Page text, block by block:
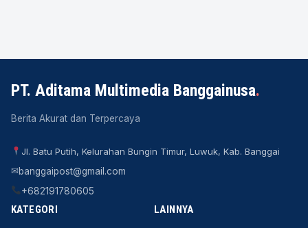
PT. Aditama Multimedia Banggainusa.
Berita Akurat dan Terpercaya
Jl. Batu Putih, Kelurahan Bungin Timur, Luwuk, Kab. Banggai
✉banggaipost@gmail.com
+682191780605
KATEGORI LAINNYA